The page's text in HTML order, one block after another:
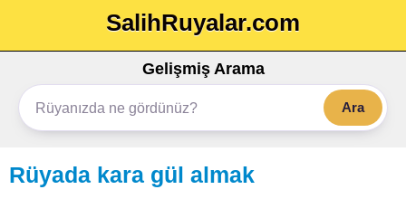
SalihRuyalar.com
Gelişmiş Arama
Ara
Rüyada kara gül almak